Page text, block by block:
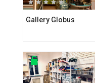
Gallery Globus